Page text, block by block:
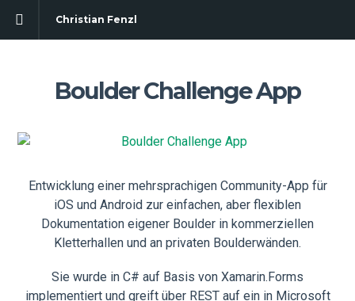
Christian Fenzl
Boulder Challenge App
Entwicklung einer mehrsprachigen Community-App für
iOS und Android zur einfachen, aber flexiblen
Dokumentation eigener Boulder in kommerziellen
Kletterhallen und an privaten Boulderwänden.
Sie wurde in C# auf Basis von Xamarin.Forms
implementiert und greift über REST auf ein in Microsoft